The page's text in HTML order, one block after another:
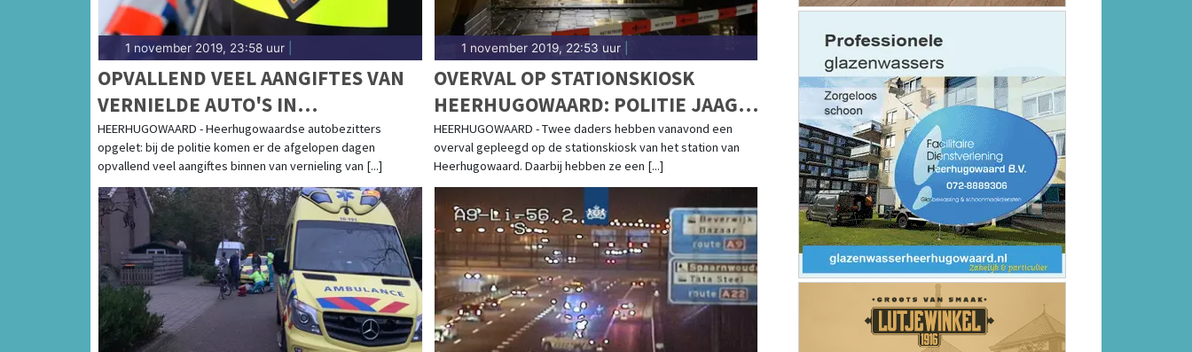
1 november 2019, 23:58 uur
OPVALLEND VEEL AANGIFTES VAN
VERNIELDE AUTO'S IN
HEERHUGOWAARD: "DENK DAT ZE
EEN RONDJE HEBBEN GEMAAKT"
HEERHUGOWAARD - Heerhugowaardse autobezitters
opgelet: bij de politie komen er de afgelopen dagen
opvallend veel aangiftes binnen van vernieling van [...]
1 november 2019, 22:53 uur|
OVERVAL OP STATIONSKIOSK
HEERHUGOWAARD: POLITIE JAAGT
OP DADERS
HEERHUGOWAARD - Twee daders hebben vanavond een
overval gepleegd op de stationskiosk van het station van
Heerhugowaard. Daarbij hebben ze een [...]